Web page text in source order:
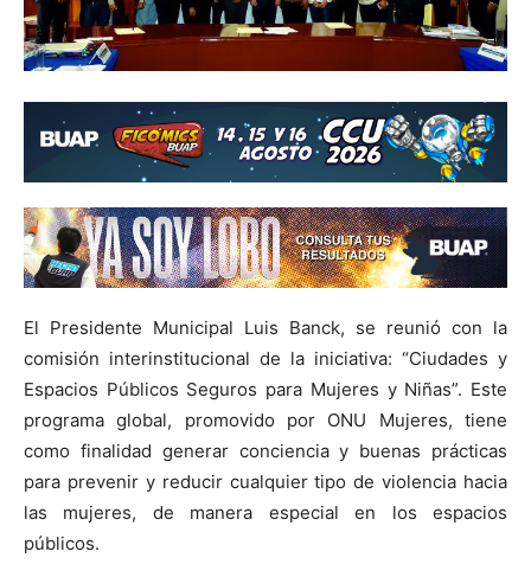
El Presidente Municipal Luis Banck, se reunió con la
comisión interinstitucional de la iniciativa: “Ciudades y
Espacios Públicos Seguros para Mujeres y Niñas”. Este
programa global, promovido por ONU Mujeres, tiene
como finalidad generar conciencia y buenas prácticas
para prevenir y reducir cualquier tipo de violencia hacia
las mujeres, de manera especial en los espacios
públicos.